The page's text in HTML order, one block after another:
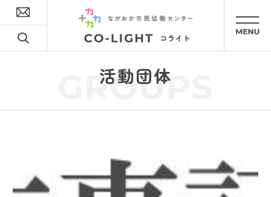
活動団体
GROUPS